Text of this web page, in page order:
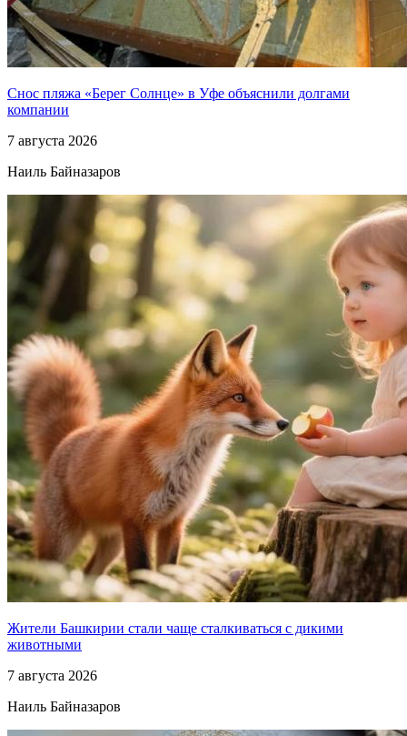
Снос пляжа «Берег Солнце» в Уфе объяснили долгами
компании
7 августа 2026
Наиль Байназаров
Жители Башкирии стали чаще сталкиваться с дикими
животными
7 августа 2026
Наиль Байназаров